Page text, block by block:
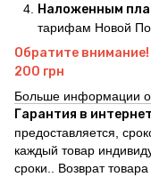
Наложенным
тарифам Новой
Обратите
200 грн
Больше информации
Гарантия в
предоставляется,
каждый товар
сроки.. Возврат